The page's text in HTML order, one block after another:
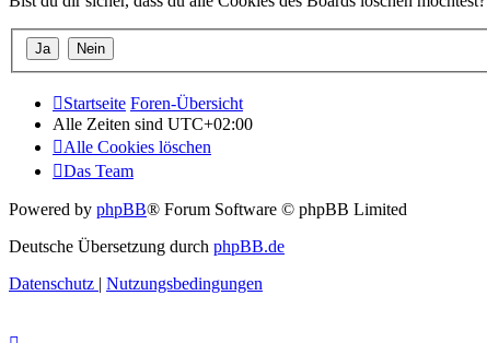
Startseite Foren-Übersicht
Alle Zeiten sind UTC+02:00
Alle Cookies löschen
Das Team
Powered by phpBB® Forum Software © phpBB Limited
Deutsche Übersetzung durch phpBB.de
Datenschutz | Nutzungsbedingungen